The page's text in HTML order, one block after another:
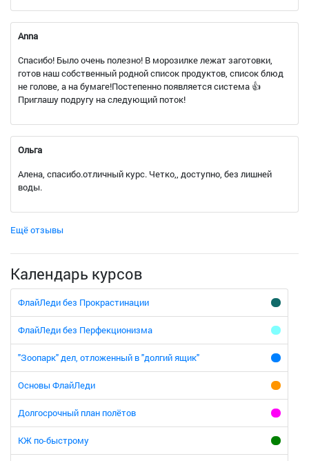
Anna
Спасибо! Было очень полезно! В морозилке лежат заготовки,
готов наш собственный родной список продуктов, список блюд
не голове, а на бумаге!Постепенно появляется система 👍
Приглашу подругу на следующий поток!
Ольга
Алена, спасибо.отличный курс. Четко,, доступно, без лишней
воды.
Ещё отзывы
Календарь курсов
ФлайЛеди без Прокрастинации
ФлайЛеди без Перфекционизма
"Зоопарк" дел, отложенный в "долгий ящик"
Основы ФлайЛеди
Долгосрочный план полётов
КЖ по-быстрому